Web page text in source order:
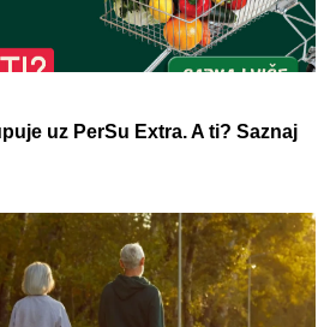
uz PerSu Extra. A ti? Saznaj